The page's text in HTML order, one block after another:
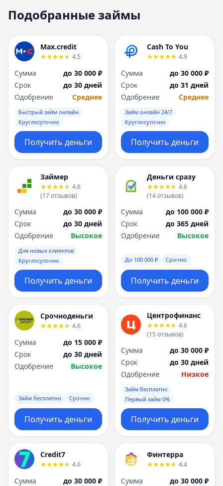
Набережные Челны
Нижний Новгород
Новокузнецк
Новосибирск
Омск
П
Пенза
Пермь
Р
Ростов-на-Дону
Рязань
С
Самара
Санкт-Петербург
Саратов
Севастополь
Сургут
Т
Тверь
Тольятти
Томск
Тула
Тюмень
Ульяновск
Х
Хабаровск
Ч
Чебоксары
Челябинск
Чита
Я
Ярославль
Вся Россия
Набережные
Нижний Новгород
Новокузнецк
Новосибирск
Омск
Оренбург
П
Пенза
Пермь
Р
Ростов-на-Дону
Рязань
С
Самара
Санкт-Петербург
Саратов
Севастополь
Сургут
Т
Тверь
Тольятти
Томск
Тула
Тюмень
Ульяновск
Х
Хабаровск
Ч
Чебоксары
Челябинск
Чита
Я
Ярославль
Вся Россия
Подобранные займы
Max.credit
4.5
Сумма
до 30 000 ₽
Срок
до 30 дней
Одобрение
Среднее
Быстрый займ онлайн
Круглосуточно
Получить деньги
Cash To You
4.9
Сумма
до 30 000 ₽
Срок
до 31 дней
Одобрение
Среднее
Займ онлайн 24/7
Круглосуточно
Получить деньги
Займер
4.6
(17отзывов)
Сумма
до 30 000 ₽
Срок
до 30 дней
Одобрение
Высокое
Для новых клиентов
Круглосуточно
Получить деньги
Деньги сразу
4.6
(14отзывов)
Сумма
до 100 000 ₽
Срок
до 365 дней
Одобрение
Высокое
До 100 000 ₽ Срочно
Получить деньги
Срочноденьги
4.6
Сумма
до 15 000 ₽
Срок
до 30 дней
Одобрение
Высокое
Займ бесплатно Срочно
Получить деньги
Центрофинанс
4.6
(15 отзывов)
Сумма
до 30 000 ₽
Срок
до 30 дней
Одобрение
Низкое
Займ бесплатно
Первый займ 0%
Получить деньги
Credit7
4.6
Сумма
до 30 000 ₽
Финтерра
4.4
Сумма
до 30 000 ₽